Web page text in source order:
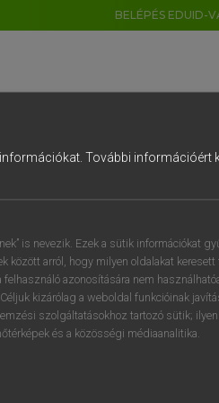
BELÉPÉS EDUID-
További információért
is nevezik. Ezek a sütik információkat
között arról, hogy milyen oldalakat keresett
felhasználó azonosítására nem
kizárólag a weboldal funkcióinak
szolgáltatásokhoz tartozó sütik;
és a közösségi médiaanalitika.
5 6 7 8 9
t z u i
g h j k l é
v b n m , .